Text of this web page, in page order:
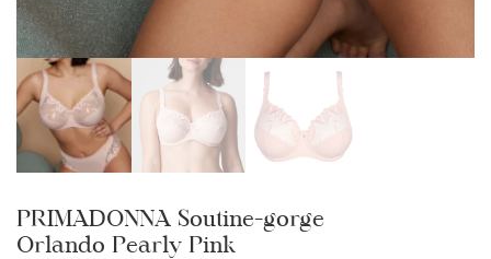
PRIMADONNA Soutine-gorge
Orlando Pearly Pink